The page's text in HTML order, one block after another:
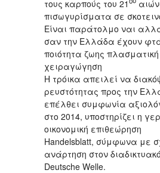
τους καρπούς του 21
πισωγυρίσματα σε
Είναι παράτολμο ναι
σαν την Ελλάδα έχουν
ποιότητα ζωης
χειραγώγηση
Η τρόικα απειλεί να
ρευστότητας προς την
επέλθει συμφωνία
στο 2014, υποστηρίζει η
οικονομική επιθεώρηση
Handelsblatt, σύμφωνα με
ανάρτηση στον
Deutsche Welle.